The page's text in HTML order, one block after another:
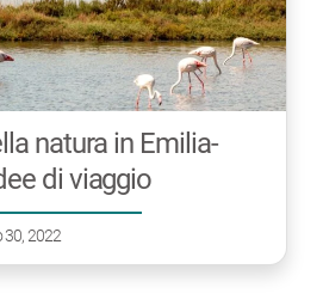
natura in Emilia-
di viaggio
2022